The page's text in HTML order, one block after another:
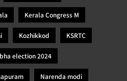
Kerala Congress M
Kozhikkod KSRTC
election 2024
Narenda modi